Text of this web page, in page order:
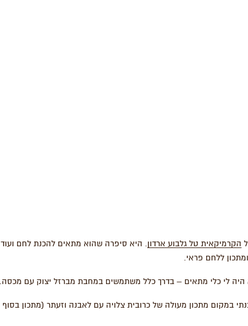
הקרמיקאית טל גלבוע ארדון . היא סיפרה שהוא מתאים להכנת לחם ועוד
ללחם פראי.
היה לי כלי מתאים – בדרך כלל משתמשים במחבת מברזל יצוק עם מכסה.
במקום מתכון מעולה של כרובית צלויה עם לאבנה וזעתר (מתכון בסוף